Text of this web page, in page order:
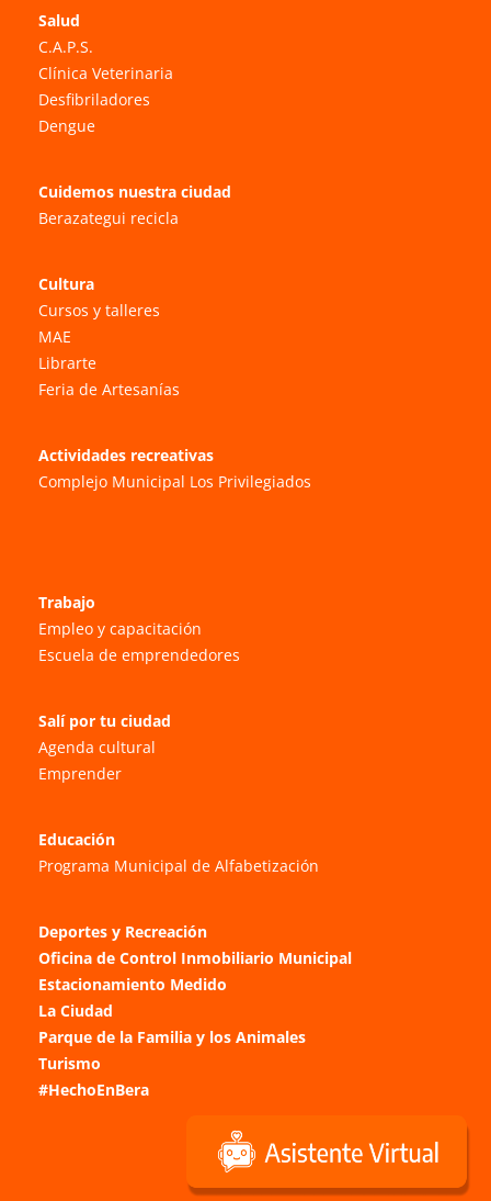
Salud
C.A.P.S.
Clínica Veterinaria
Desfibriladores
Dengue
Cuidemos nuestra ciudad
Berazategui recicla
Cultura
Cursos y talleres
MAE
Librarte
Feria de Artesanías
Actividades recreativas
Complejo Municipal Los Privilegiados
Trabajo
Empleo y capacitación
Escuela de emprendedores
Salí por tu ciudad
Agenda cultural
Emprender
Educación
Programa Municipal de Alfabetización
Deportes y Recreación
Oficina de Control Inmobiliario Municipal
Estacionamiento Medido
La Ciudad
Parque de la Familia y los Animales
Turismo
#HechoEnBera